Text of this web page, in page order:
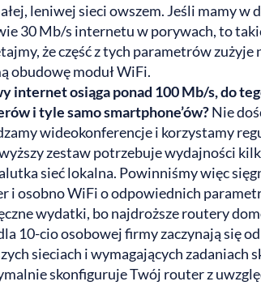
leniwej sieci owszem. Jeśli mamy w
30 Mb/s internetu w porywach, to
że część z tych parametrów
obudowę moduł WiFi.
internet osiąga ponad 100 Mb/s, do
i tyle samo smartphone’ów?Nie
wideokonferencje i korzystamy
zestaw potrzebuje wydajności
sieć lokalna. Powinniśmy więc
i osobno WiFi o odpowiednich
wydatki, bo najdroższe routery
10-cio osobowej firmy zaczynają się od
sieciach i wymagających zadaniach
skonfiguruje Twój router z